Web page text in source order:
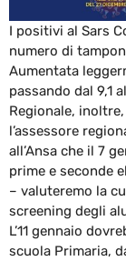
I positivi al Sars
numero di
Aumentata
passando dal 9,1
Regionale,
l’assessore
all’Ansa che il 7
prime e seconde
– valuteremo la
screening degli
L’11 gennaio
scuola Primaria,